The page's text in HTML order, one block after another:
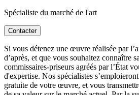
Spécialiste du marché de l'art
Contacter
Si vous détenez une œuvre réalisée par
d’après, et que vous souhaitez connaître
commissaires-priseurs agréés par l’État
d'expertise. Nos spécialistes
gratuite de votre œuvre, et vous